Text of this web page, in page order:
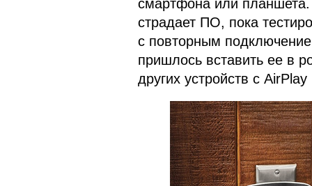
смартфона или
страдает ПО, пока
с повторным
пришлось вставить ее в
других устройств с AirPlay